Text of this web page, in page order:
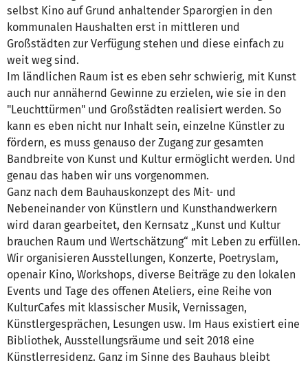
selbst Kino auf Grund anhaltender Sparorgien in den
kommunalen Haushalten erst in mittleren und
Großstädten zur Verfügung stehen und diese einfach zu
weit weg sind.
Im ländlichen Raum ist es eben sehr schwierig, mit Kunst
auch nur annähernd Gewinne zu erzielen, wie sie in den
"Leuchttürmen" und Großstädten realisiert werden. So
kann es eben nicht nur Inhalt sein, einzelne Künstler zu
fördern, es muss genauso der Zugang zur gesamten
Bandbreite von Kunst und Kultur ermöglicht werden. Und
genau das haben wir uns vorgenommen.
Ganz nach dem Bauhauskonzept des Mit- und
Nebeneinander von Künstlern und Kunsthandwerkern
wird daran gearbeitet, den Kernsatz „Kunst und Kultur
brauchen Raum und Wertschätzung“ mit Leben zu erfüllen.
Wir organisieren Ausstellungen, Konzerte, Poetryslam,
openair Kino, Workshops, diverse Beiträge zu den lokalen
Events und Tage des offenen Ateliers, eine Reihe von
KulturCafes mit klassischer Musik, Vernissagen,
Künstlergesprächen, Lesungen usw. Im Haus existiert eine
Bibliothek, Ausstellungsräume und seit 2018 eine
Künstlerresidenz. Ganz im Sinne des Bauhaus bleibt